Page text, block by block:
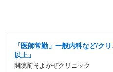
「医師常勤」一般内科など/ク
以上」
開院前そよかぜクリニック